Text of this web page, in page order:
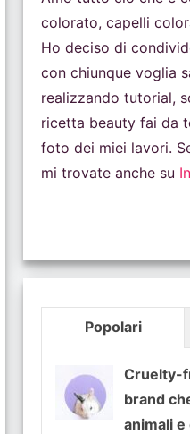
colorato, capelli
Ho deciso di
con chiunque voglia
realizzando tutorial,
ricetta beauty fai da
foto dei miei lavori.
mi trovate anche su
Popolari
Cruelty-
brand
animali